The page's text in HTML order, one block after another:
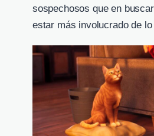
sospechosos que en
estar más involucrado de